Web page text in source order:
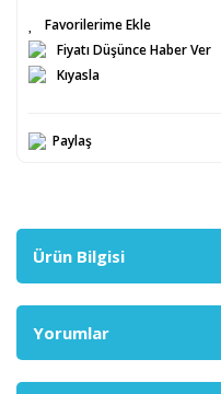
Fiyatı Düşünce Haber Ver
Kıyasla
Paylaş
Ürün Bilgisi
Yorumlar